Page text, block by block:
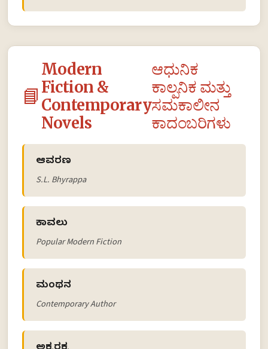
📘
Modern
Fiction &
Contemporary
Novels
ಆಧುನಿಕ
ಕಾಲ್ಪನಿಕ ಮತ್ತು
ಸಮಕಾಲೀನ
ಕಾದಂಬರಿಗಳು
ಆವರಣ
S.L. Bhyrappa
ಕಾವಲು
Popular Modern Fiction
ಮಂಥನ
Contemporary Author